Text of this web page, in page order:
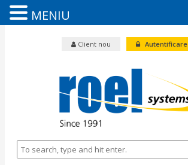
Autentificare
Client nou
MENIU